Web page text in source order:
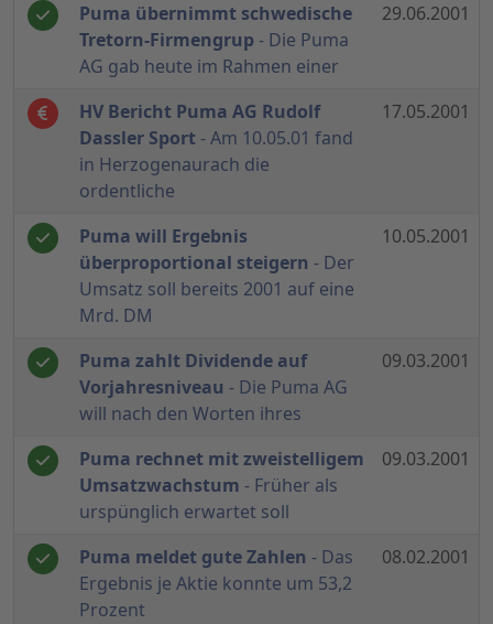
Puma übernimmt schwedische
Tretorn-Firmengrup- Die Puma
AG gab heute im Rahmen einer
29.06.2001
HV Bericht Puma AG Rudolf
Dassler Sport - Am 10.05.01 fand
in Herzogenaurach die
ordentliche
17.05.2001
Puma will Ergebnis
überproportional steigern - Der
Umsatz soll bereits 2001 auf eine
Mrd. DM
10.05.2001
Puma zahlt Dividende auf
Vorjahresniveau - Die Puma AG
will nach den Worten ihres
09.03.2001
Puma rechnet mit zweistelligem
Umsatzwachstum - Früher als
urspünglich erwartet soll
09.03.2001
Puma meldet gute Zahlen - Das
Ergebnis je Aktie konnte um 53,2
Prozent
08.02.2001